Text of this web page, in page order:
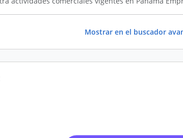
Mostrar en el buscador